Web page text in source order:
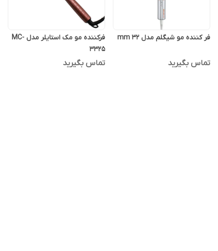
فر کننده مو شیگلم مدل 32 mm
تماس بگیرید
فرکننده مو مک استایلر مدل MC-
3325
تماس بگیرید